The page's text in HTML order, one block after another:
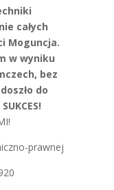
całych
Moguncja.
w wyniku
bez
do
prawnej